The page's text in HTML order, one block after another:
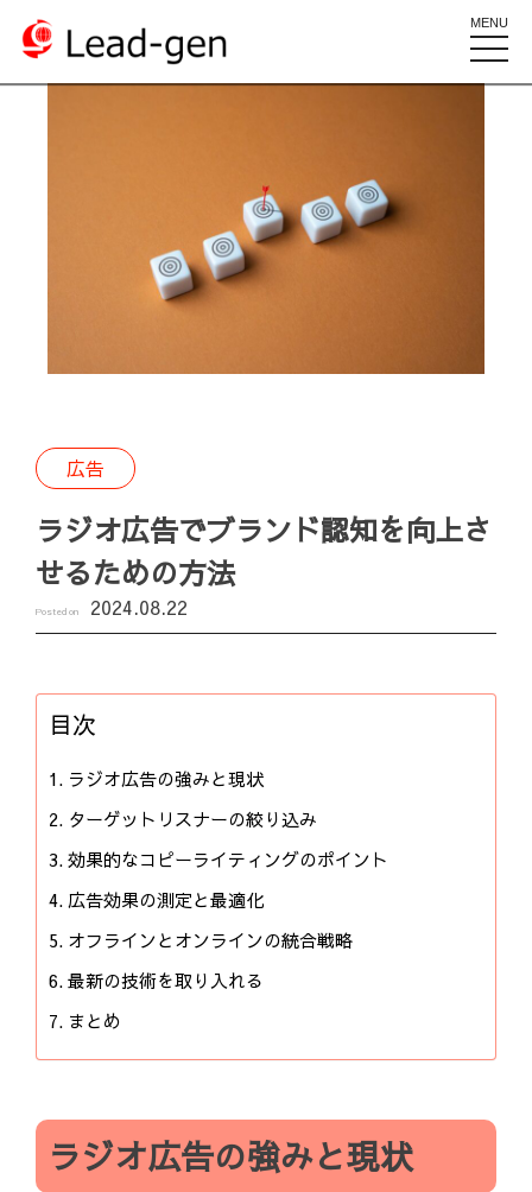
MENU
toggle
広告
ラジオ広告でブランド認知を向上さ
せるための方法
Posted on 2024.08.22
目次
ラジオ広告の強みと現状
ターゲットリスナーの絞り込み
効果的なコピーライティングのポイント
広告効果の測定と最適化
オフラインとオンラインの統合戦略
最新の技術を取り入れる
まとめ
ラジオ広告の強みと現状